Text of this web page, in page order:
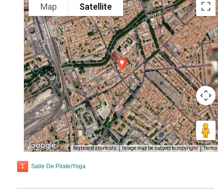
Map Satellite
Keyboard shortcuts Image may be subject to copyright Terms
1 Salle De Pilate/Yoga